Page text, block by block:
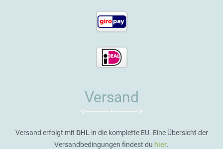
Versand
Versand erfolgt mit DHL in die komplette EU. Eine Übersicht der
Versandbedingungen findest du hier.